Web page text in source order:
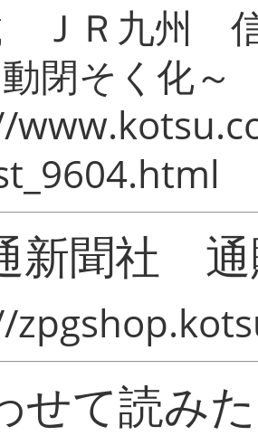
ＪＲ九州 信
閉そく化～
新聞社
せて読み